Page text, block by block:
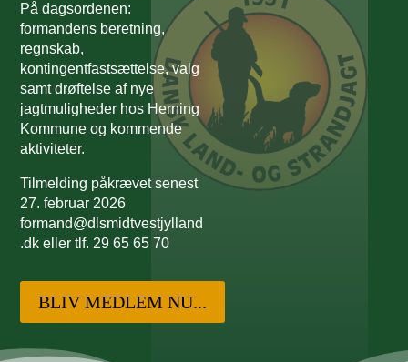
På dagsordenen:
formandens beretning,
regnskab,
kontingentfastsættelse, valg
samt drøftelse af nye
jagtmuligheder hos Herning
Kommune og kommende
aktiviteter.
Tilmelding påkrævet senest
27. februar 2026
formand@dlsmidtvestjylland
.dk eller tlf. 29 65 65 70
BLIV MEDLEM NU...